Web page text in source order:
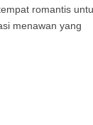
romantis
menawan yang